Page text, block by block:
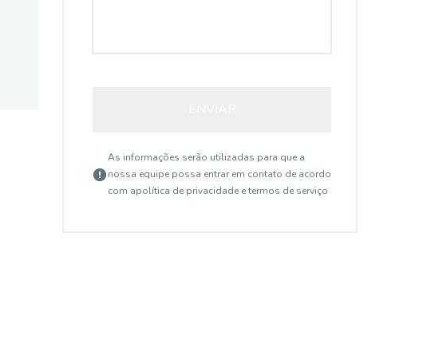
As informações serão utilizadas para que a
nossa equipe possa entrar em contato de acordo
com apolítica de privacidade e termos de serviço